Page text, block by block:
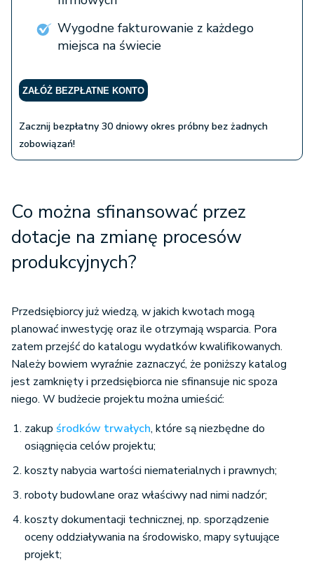
Wygodne fakturowanie z każdego
miejsca na świecie
ZAŁÓŻ BEZPŁATNE KONTO
Zacznij bezpłatny 30 dniowy okres próbny bez żadnych
zobowiązań!
Co można sfinansować przez
dotacje na zmianę procesów
produkcyjnych?
Przedsiębiorcy już wiedzą, w jakich kwotach mogą
planować inwestycję oraz ile otrzymają wsparcia. Pora
zatem przejść do katalogu wydatków kwalifikowanych.
Należy bowiem wyraźnie zaznaczyć, że poniższy katalog
jest zamknięty i przedsiębiorca nie sfinansuje nic spoza
niego. W budżecie projektu można umieścić:
zakup środków trwałych, które są niezbędne do
osiągnięcia celów projektu;
koszty nabycia wartości niematerialnych i prawnych;
roboty budowlane oraz właściwy nad nimi nadzór;
koszty dokumentacji technicznej, np. sporządzenie
oceny oddziaływania na środowisko, mapy sytuujące
projekt;